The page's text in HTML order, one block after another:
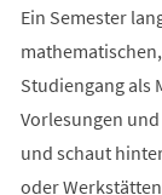
Ein Semester
Studiengang als
Vorlesungen
und schaut
oder